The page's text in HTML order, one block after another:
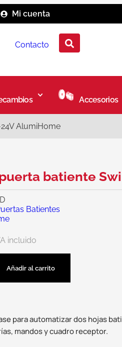
Mi cuenta
Contacto
Accesorios
AlumiHome
batiente
Batientes
incluido
Añadir al carrito
para automatizar dos hojas
mandos y cuadro receptor.